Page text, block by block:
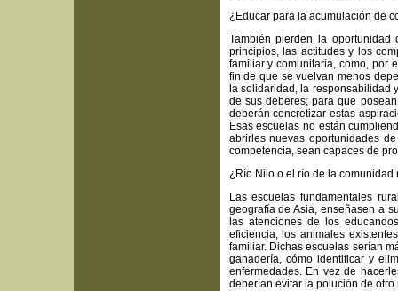
¿Educar para la acumulación de
También pierden la
principios, las actitudes y los
familiar y comunitaria, como, por
fin de que se vuelvan menos
la solidaridad, la responsabilidad
de sus deberes; para que
deberán concretizar estas
Esas escuelas no están
abrirles nuevas oportunidades
competencia, sean capaces de
¿Río Nilo o el río de la comunidad
Las escuelas fundamentales
geografía de Asia, enseñasen a
las atenciones de los
eficiencia, los animales
familiar. Dichas escuelas serían
ganadería, cómo identificar y
enfermedades. En vez de
deberían evitar la polución de